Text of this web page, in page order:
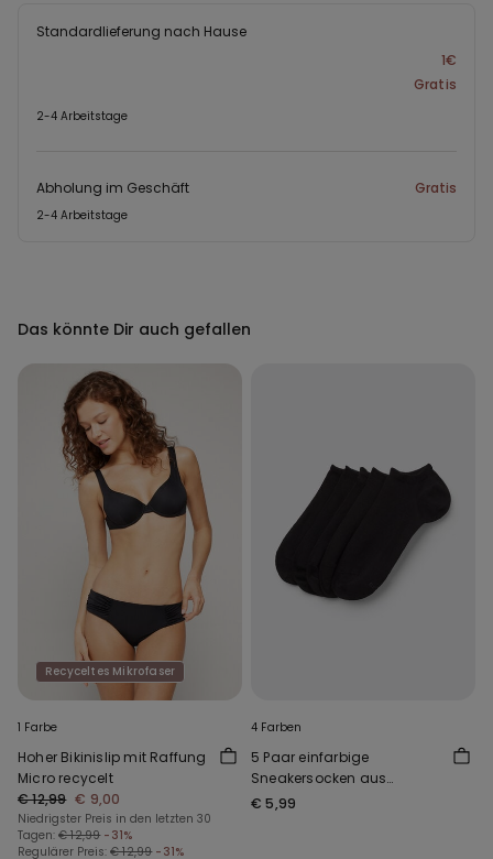
Standardlieferung nach Hause
1€
Gratis
2-4 Arbeitstage
Abholung im Geschäft Gratis
2-4 Arbeitstage
Das könnte Dir auch gefallen
Recyceltes Mikrofaser
1 Farbe
Hoher Bikinislip mit Raffung
Micro recycelt
€ 12,99 € 9,00
Niedrigster Preis in den letzten 30
Tagen: € 12,99 -31%
Regulärer Preis: € 12,99 -31%
4 Farben
5 Paar einfarbige
Sneakersocken aus
Baumwolle Unisex
€ 5,99